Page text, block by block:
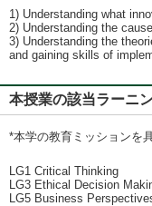
1) Understanding what
2) Understanding the
3) Understanding the
and gaining skills of
本授業の該当ラー
*本学の教育ミッションを
LG1 Critical Thinking
LG3 Ethical Decision
LG5 Business